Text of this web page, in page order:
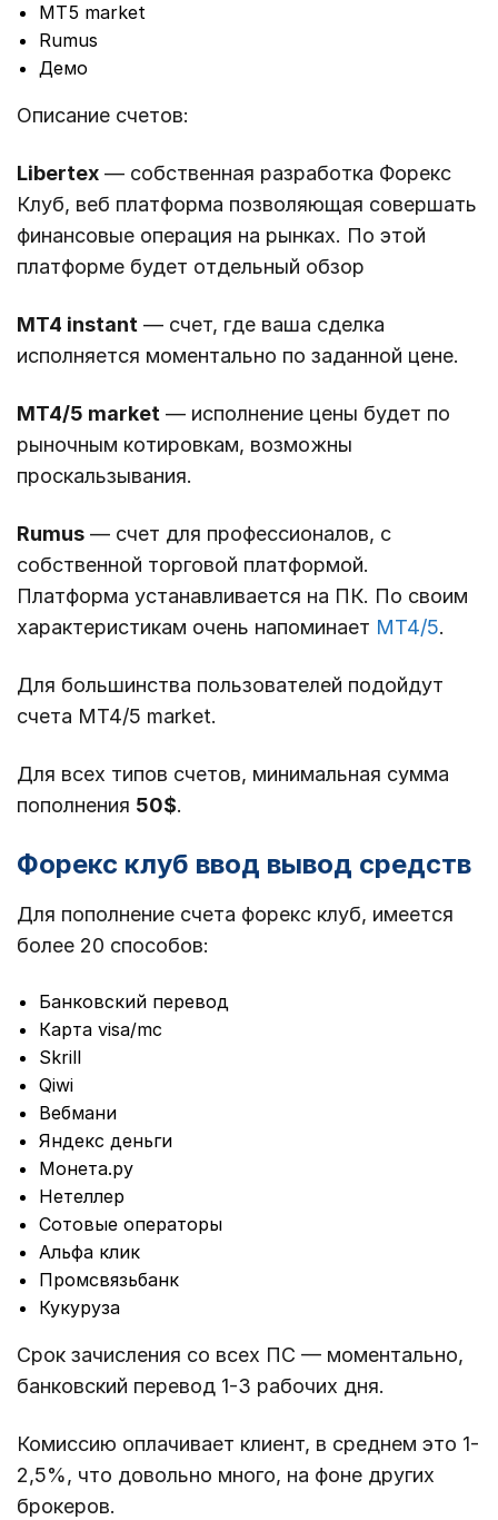
MT5 market
Rumus
Демо
Описание счетов:
Libertex — собственная разработка Форекс
Клуб, веб платформа позволяющая совершать
финансовые операция на рынках. По этой
платформе будет отдельный обзор
MT4 instant — счет, где ваша сделка
исполняется моментально по заданной цене.
MT4/5 market — исполнение цены будет по
рыночным котировкам, возможны
проскальзывания.
Rumus — счет для профессионалов, с
собственной торговой платформой.
Платформа устанавливается на ПК. По своим
характеристикам очень напоминает MT4/5.
Для большинства пользователей подойдут
счета MT4/5 market.
Для всех типов счетов, минимальная сумма
пополнения 50$.
Форекс клуб ввод вывод средств
Для пополнение счета форекс клуб, имеется
более 20 способов:
Банковский перевод
Карта visa/mc
Skrill
Qiwi
Вебмани
Яндекс деньги
Монета.ру
Нетеллер
Сотовые операторы
Альфа клик
Промсвязьбанк
Кукуруза
Срок зачисления со всех ПС — моментально,
банковский перевод 1-3 рабочих дня.
Комиссию оплачивает клиент, в среднем это 1-
2,5%, что довольно много, на фоне других
брокеров.